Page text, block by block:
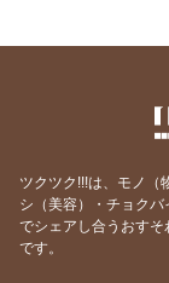
を
い
2024/05/26 今
ツクツク!!!は、モノ（
シ（美容）・チョクバ
でシェアし合うおす
です。